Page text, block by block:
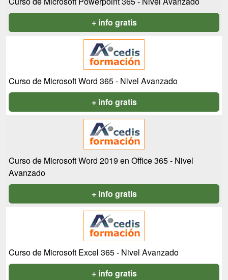
+ info gratis
Curso de Microsoft Word 365 - Nivel Avanzado
+ info gratis
Curso de Microsoft Word 2019 en Office 365 - Nivel
Avanzado
+ info gratis
Curso de Microsoft Excel 365 - Nivel Avanzado
+ info gratis